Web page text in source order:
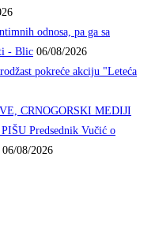
odnosa, pa ga sa
- Blic 06/08/2026
pokreće akciju "Leteća
CRNOGORSKI MEDIJI
Predsednik Vučić o
06/08/2026